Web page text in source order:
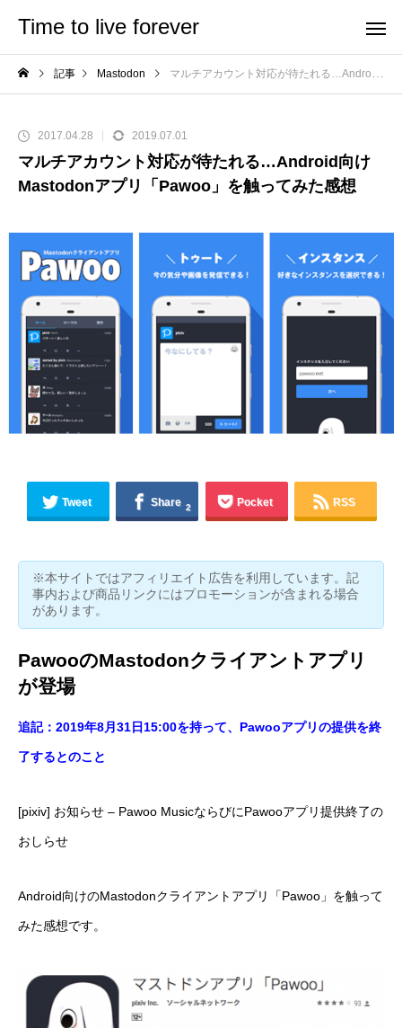
Time to live forever
記事 Mastodon マルチアカウント対応が待たれる…Android向けMastodonアプリ「Pawoo」を触ってみた感想
2017.04.28 2019.07.01
マルチアカウント対応が待たれる…Android向け
Mastodonアプリ「Pawoo」を触ってみた感想
Tweet Share 2 Pocket RSS
※本サイトではアフィリエイト広告を利用しています。記
事内および商品リンクにはプロモーションが含まれる場合
があります。
PawooのMastodonクライアントアプリ
が登場
追記：2019年8月31日15:00を持って、Pawooアプリの提供を終
了するとのこと
[pixiv] お知らせ – Pawoo MusicならびにPawooアプリ提供終了の
おしらせ
Android向けのMastodonクライアントアプリ「Pawoo 」を触って
みた感想です。